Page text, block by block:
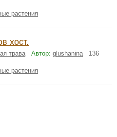
растения
хост.
трава Автор: glushanina136
растения